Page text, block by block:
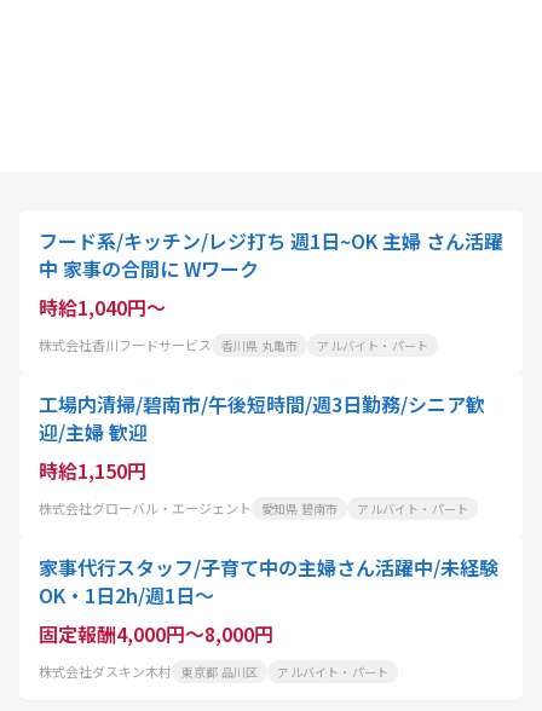
フード系/キッチン/レジ打ち 週1日~OK 主婦 さん活躍
中 家事の合間に Wワーク
時給1,040円～
株式会社香川フードサービス 香川県 丸亀市 アルバイト・パート
工場内清掃/碧南市/午後短時間/週3日勤務/シニア歓
迎/主婦 歓迎
時給1,150円
株式会社グローバル・エージェント 愛知県 碧南市 アルバイト・パート
家事代行スタッフ/子育て中の主婦さん活躍中/未経験
OK・1日2h/週1日〜
固定報酬4,000円～8,000円
株式会社ダスキン木村 東京都 品川区 アルバイト・パート